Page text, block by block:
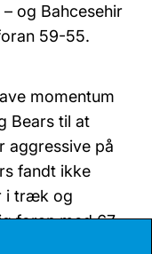
og Bahcesehir
59-55.
momentum
Bears til at
aggressive på
fandt ikke
i træk og
foran med 67-